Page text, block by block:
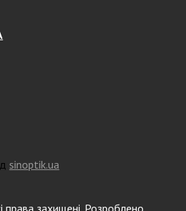
sinoptik.ua
права захищені. Розроблено